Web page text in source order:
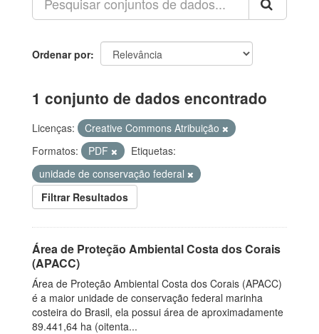
Ordenar por
1 conjunto de dados encontrado
Licenças:
Creative Commons Atribuição
Formatos:
PDF
Etiquetas:
unidade de conservação federal
Filtrar Resultados
Área de Proteção Ambiental Costa dos Corais
(APACC)
Área de Proteção Ambiental Costa dos Corais (APACC)
é a maior unidade de conservação federal marinha
costeira do Brasil, ela possui área de aproximadamente
89.441,64 ha (oitenta...